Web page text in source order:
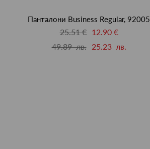
Панталони Business Regular, 92005
25.51 €
12.90 €
49.89 лв.
25.23 лв.